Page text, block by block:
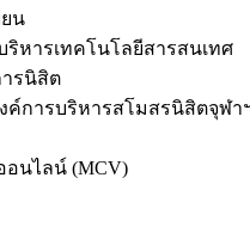
น
ริหารเทคโนโลยีสารสนเทศ
รนิสิต
ค์การบริหารสโมสรนิสิตจุฬา
อนไลน์ (MCV)